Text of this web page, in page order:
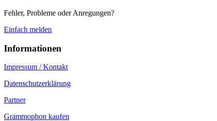
Fehler, Probleme oder Anregungen?
Einfach melden
Informationen
Impressum / Kontakt
Datenschutzerklärung
Partner
Grammophon kaufen